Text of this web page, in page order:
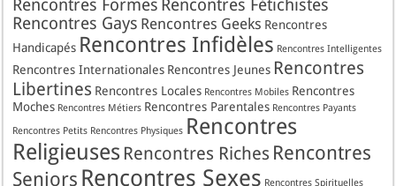
Rencontres Formes Rencontres Fétichistes
Rencontres Gays Rencontres Geeks Rencontres
Handicapés Rencontres Infidèles Rencontres Intelligentes
Rencontres Internationales Rencontres Jeunes Rencontres
Libertines Rencontres Locales Rencontres Mobiles Rencontres
Moches Rencontres Métiers Rencontres Parentales Rencontres Payants
Rencontres Petits Rencontres Physiques Rencontres
Religieuses Rencontres Riches Rencontres
Seniors Rencontres Sexes Rencontres Spirituelles